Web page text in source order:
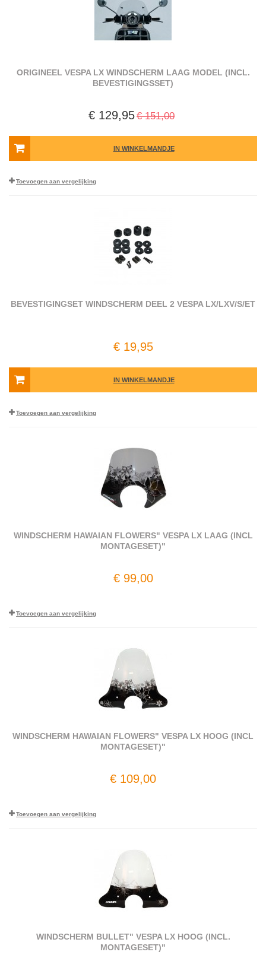
ORIGINEEL VESPA LX WINDSCHERM LAAG MODEL (INCL.
BEVESTIGINGSSET)
€ 129,95€ 151,00
IN WINKELMANDJE
Toevoegen aan vergelijking
BEVESTIGINGSET WINDSCHERM DEEL 2 VESPA LX/LXV/S/ET
€ 19,95
IN WINKELMANDJE
Toevoegen aan vergelijking
WINDSCHERM HAWAIAN FLOWERS" VESPA LX LAAG (INCL
MONTAGESET)"
€ 99,00
Toevoegen aan vergelijking
WINDSCHERM HAWAIAN FLOWERS" VESPA LX HOOG (INCL
MONTAGESET)"
€ 109,00
Toevoegen aan vergelijking
WINDSCHERM BULLET" VESPA LX HOOG (INCL.
MONTAGESET)"